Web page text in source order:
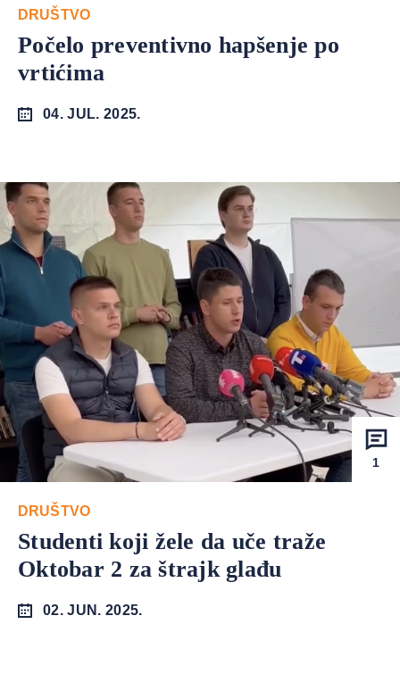
DRUŠTVO
Počelo preventivno hapšenje po
vrtićima
04. JUL. 2025.
1
DRUŠTVO
Studenti koji žele da uče traže
Oktobar 2 za štrajk glađu
02. JUN. 2025.